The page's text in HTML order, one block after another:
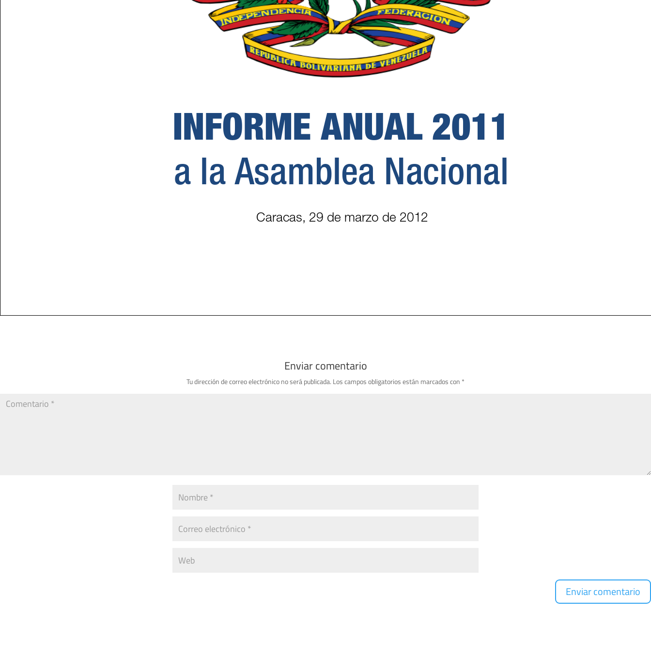
Enviar comentario
Tu dirección de correo electrónico no será publicada. Los campos obligatorios están marcados con *